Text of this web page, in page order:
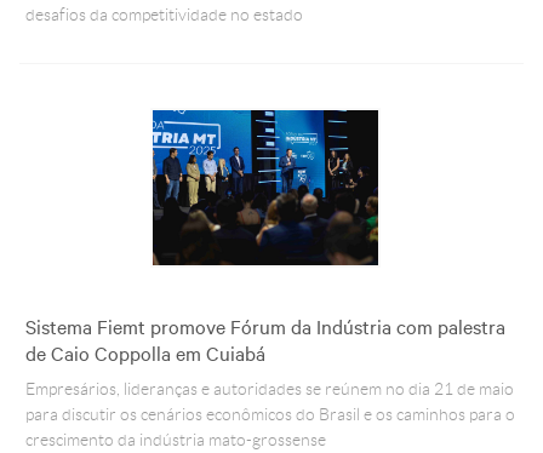
desafios da competitividade no estado
Sistema Fiemt promove Fórum da Indústria com palestra
de Caio Coppolla em Cuiabá
Empresários, lideranças e autoridades se reúnem no dia 21 de maio
para discutir os cenários econômicos do Brasil e os caminhos para o
crescimento da indústria mato-grossense